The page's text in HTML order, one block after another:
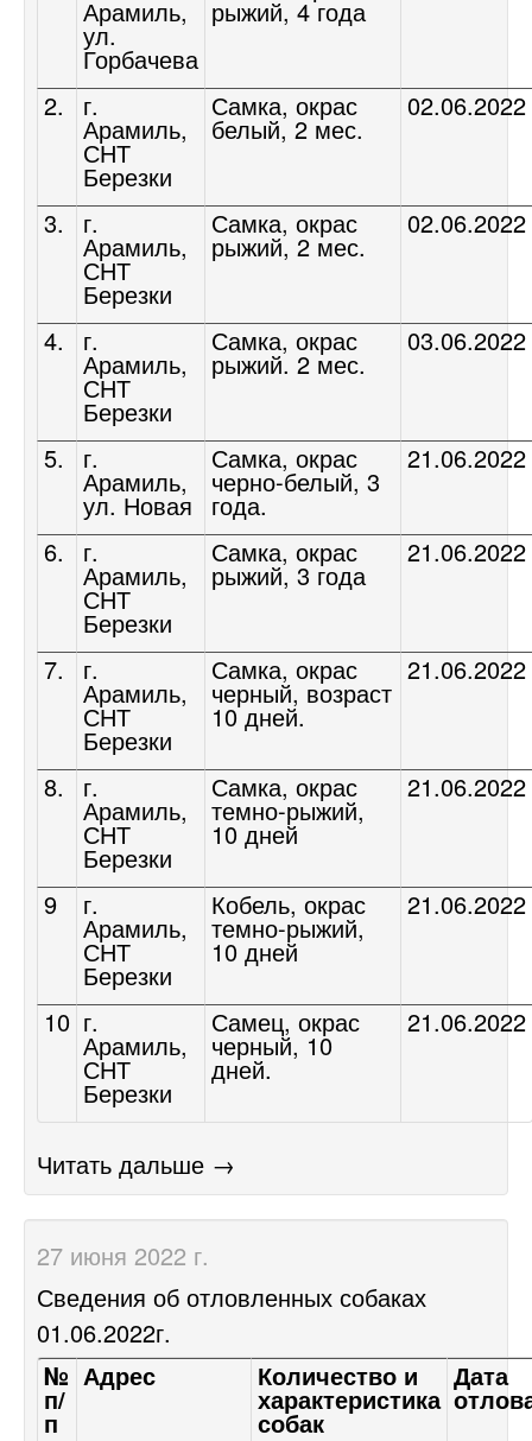
Арамиль,
ул.
Горбачева
рыжий, 4 года
2. г.
Арамиль,
СНТ
Березки
Самка, окрас
белый, 2 мес.
02.06.2022
3. г.
Арамиль,
СНТ
Березки
Самка, окрас
рыжий, 2 мес.
02.06.2022
4. г.
Арамиль,
СНТ
Березки
Самка, окрас
рыжий. 2 мес.
03.06.2022
5. г.
Арамиль,
ул. Новая
Самка, окрас
черно-белый, 3
года.
21.06.2022
6. г.
Арамиль,
СНТ
Березки
Самка, окрас
рыжий, 3 года
21.06.2022
7. г.
Арамиль,
СНТ
Березки
Самка, окрас
черный, возраст
10 дней.
21.06.2022
8. г.
Арамиль,
СНТ
Березки
Самка, окрас
темно-рыжий,
10 дней
21.06.2022
9 г.
Арамиль,
СНТ
Березки
Кобель, окрас
темно-рыжий,
10 дней
21.06.2022
10 г.
Арамиль,
СНТ
Березки
Самец, окрас
черный, 10
дней.
21.06.2022
Читать дальше →
27 июня 2022 г.
Сведения об отловленных собаках
01.06.2022г.
№
п/
п
Адрес Количество и
характеристика
собак
Дата